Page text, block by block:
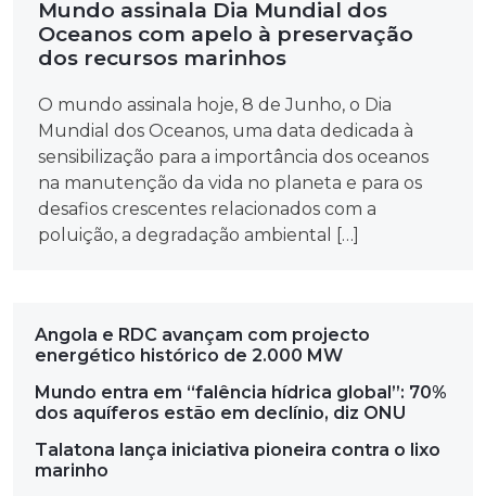
Mundo assinala Dia Mundial dos
Oceanos com apelo à preservação
dos recursos marinhos
O mundo assinala hoje, 8 de Junho, o Dia
Mundial dos Oceanos, uma data dedicada à
sensibilização para a importância dos oceanos
na manutenção da vida no planeta e para os
desafios crescentes relacionados com a
poluição, a degradação ambiental […]
Angola e RDC avançam com projecto
energético histórico de 2.000 MW
Mundo entra em “falência hídrica global”: 70%
dos aquíferos estão em declínio, diz ONU
Talatona lança iniciativa pioneira contra o lixo
marinho